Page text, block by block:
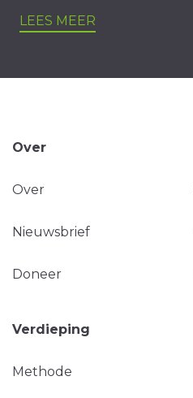
LEES MEER
Over
Over
Nieuwsbrief
Doneer
Verdieping
Methode